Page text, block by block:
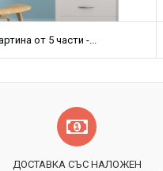
от 5 части -...
ДОСТАВКА СЪС НАЛОЖЕН